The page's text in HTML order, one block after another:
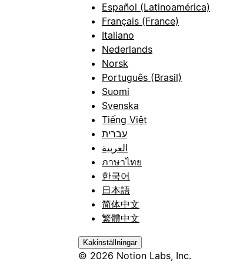
Español (Latinoamérica)
Français (France)
Italiano
Nederlands
Norsk
Português (Brasil)
Suomi
Svenska
Tiếng Việt
עברית
العربية
ภาษาไทย
한국어
日本語
简体中文
繁體中文
Kakinställningar
© 2026 Notion Labs, Inc.